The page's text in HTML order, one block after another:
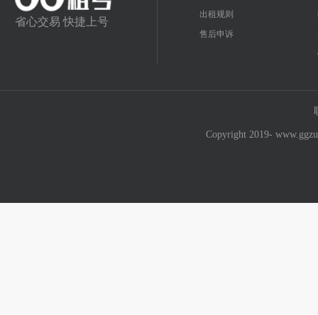
省心交易 快捷上号
出租规则
售后申诉
Copyright 2019-